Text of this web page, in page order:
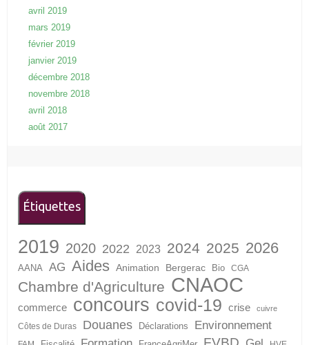
avril 2019
mars 2019
février 2019
janvier 2019
décembre 2018
novembre 2018
avril 2018
août 2017
Étiquettes
2019 2020 2022 2023 2024 2025 2026
AANA AG Aides Animation Bergerac Bio CGA
Chambre d'Agriculture CNAOC
commerce concours covid-19 crise cuivre
Côtes de Duras Douanes Déclarations Environnement